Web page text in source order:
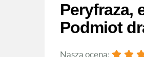
Peryfraza, eufemizm, deminutivum, augmentativum.
Podmiot
Nasza ocena: